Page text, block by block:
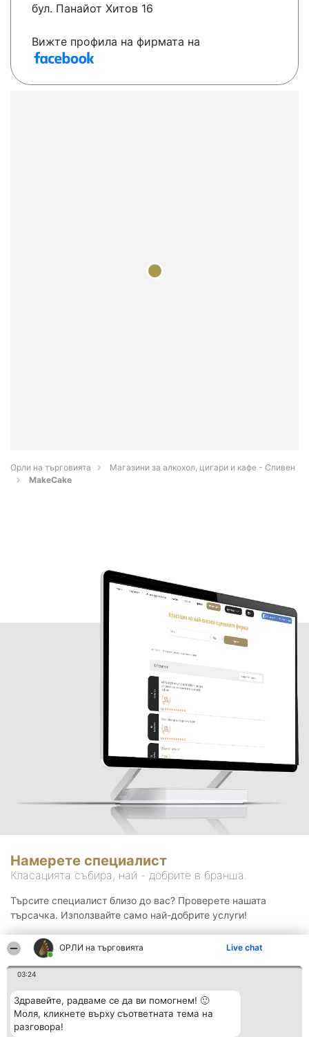
ОРЛИ на търговията Live chat
03:24
Здравейте, радваме се да ви помогнем! 🙂
Моля, кликнете върху съответната тема на
разговора!
бул. Панайот Хитов 16
Вижте профила на фирмата на
Орли на търговията
Магазини за алкохол, цигари и кафе - Сливен
MakeCake
Намерете специалист
Класацията събира, най - добрите в бранша.
Търсите специалист близо до вас? Проверете нашата
търсачка. Използвайте само най-добрите услуги!